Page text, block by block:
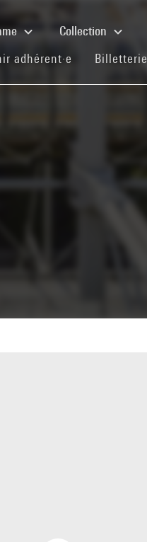
Collection
adhérent·e (current)
Billetterie